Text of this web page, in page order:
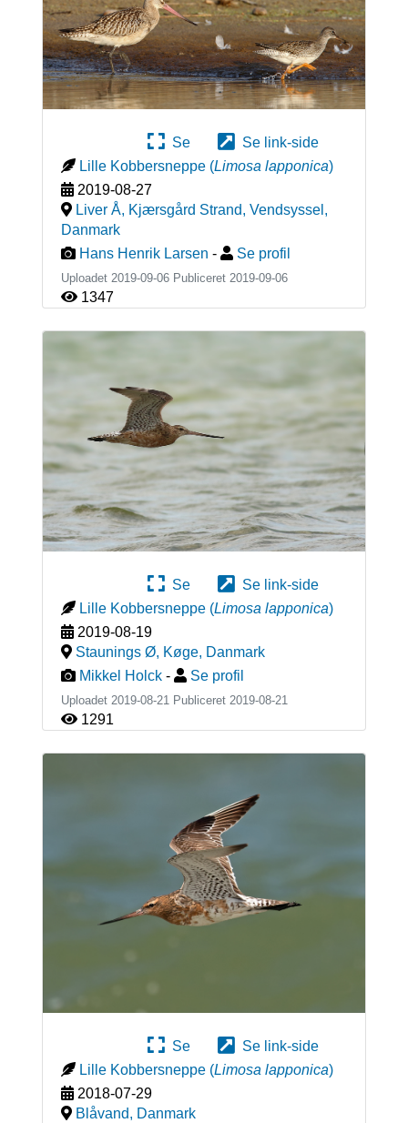
Se
Se link-side
Lille Kobbersneppe (Limosa lapponica)
2019-08-27
Liver Å, Kjærsgård Strand, Vendsyssel ,
Danmark
Hans Henrik Larsen - Se profil
Uploadet 2019-09-06 Publiceret 2019-09-06
1347
Se
Se link-side
Lille Kobbersneppe (Limosa lapponica)
2019-08-19
Staunings Ø, Køge, Danmark
Mikkel Holck - Se profil
Uploadet 2019-08-21 Publiceret 2019-08-21
1291
Se
Se link-side
Lille Kobbersneppe (Limosa lapponica)
2018-07-29
Blåvand, Danmark